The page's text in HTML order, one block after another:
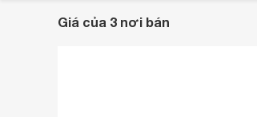
Giá của 3 nơi bán